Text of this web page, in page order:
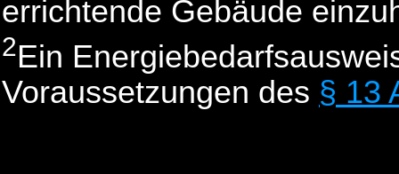
errichtende Gebäude
2Ein
Voraussetzungen des § 13